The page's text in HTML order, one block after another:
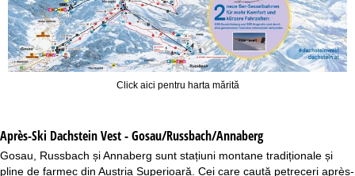
Click aici pentru harta mărită
Après-Ski Dachstein Vest - Gosau/Russbach/Annaberg
Gosau, Russbach și Annaberg sunt stațiuni montane tradiționale și
pline de farmec din Austria Superioară. Cei care caută petreceri après-